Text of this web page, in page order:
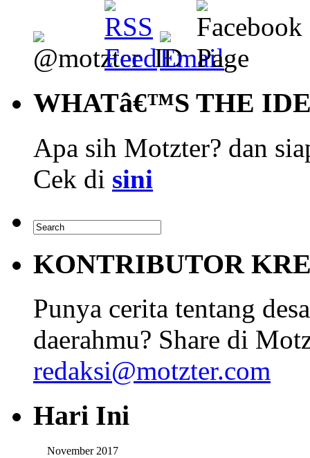
WHATâ€™S THE
Apa sih Motzter? dan
Cek di sini
KONTRIBUTOR
Punya cerita tentang
daerahmu? Share di
redaksi@motzter.com
Hari Ini
November 2017